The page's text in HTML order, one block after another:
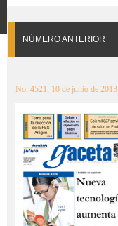
NÚMERO ANTERIOR
No. 4521, 10 de junio de 2013